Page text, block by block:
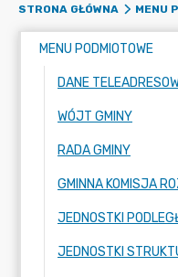
STRONA GŁÓWNA MENU
MENU PODMIOTOWE
DANE
WÓJT GMINY
RADA GMINY
JEDNOSTKI
JEDNOSTKI